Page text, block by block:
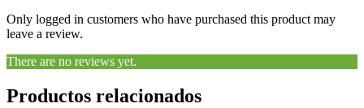
Only logged in customers who have purchased this product may
leave a review.
There are no reviews yet.
Productos relacionados